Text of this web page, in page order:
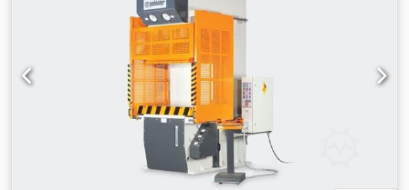
Motore: 5,5 kW Lunghezza: 1.100 mm Larghezza: 1.500 mm
Altezza: 2.350 mm 4 guide per slitta Dcjdpfx Aijynmxuj Eek
Scanalature a T nel tavolo Unità idraulica Rexroth Valvole
elettrocomandate monitorate Scambiatore di calore
aria/olio Pressostato Pulpito di comando a due mani
Regolazione della corsa tramite finecorsa CPU Siemens
Griglie di protezione laterali fisse Equipaggiata secondo le
direttive CE (IV enclosure) OPZIONI (prezzi su richiesta):
Cuscino di estrazione Guide a prisma Barriera fotoelettrica
Controllo CNC Siemens con touchscreen Pompa idraulica a